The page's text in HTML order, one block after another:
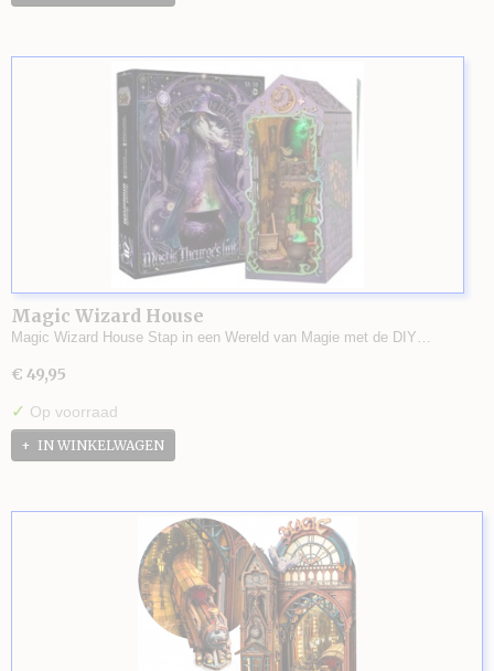
Magic Wizard House
Magic Wizard House Stap in een Wereld van Magie met de DIY…
€ 49,95
✓ Op voorraad
IN WINKELWAGEN